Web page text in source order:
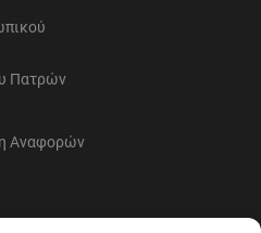
Πατρών
Αναφορών